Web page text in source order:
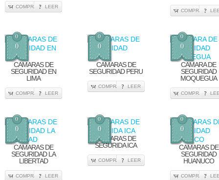
COMPRA LEER
COMPRA
0
0
CAMARAS DE
SEGURIDAD EN
LIMA
COMPRA LEER
0
0
CAMARAS DE
SEGURIDAD PERU
COMPRA LEER
0
0
CAMARA DE
SEGURIDAD
MOQUEGUA
COMPRA
0
0
CAMARAS DE
SEGURIDAD LA
LIBERTAD
COMPRA LEER
0
0
CAMARAS DE
SEGURIDA ICA
COMPRA LEER
0
0
CAMARAS DE
SEGURIDAD
HUANUCO
COMPRA